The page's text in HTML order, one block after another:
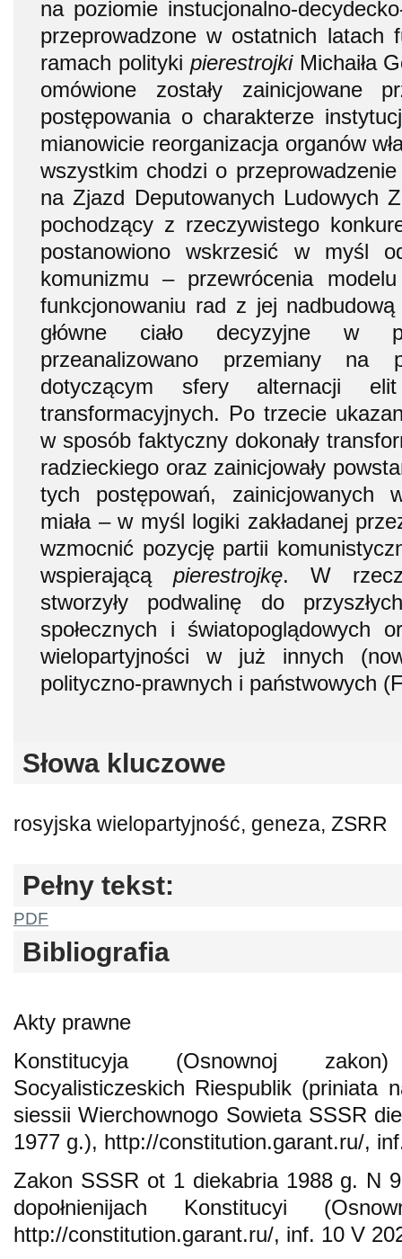
na poziomie instucjonalno-
przeprowadzone w ostatnich latach
ramach polityki pierestrojkiMichaiła
omówione zostały zainicjowane
postępowania o charakterze
mianowicie reorganizacja organów
wszystkim chodzi o
na Zjazd Deputowanych Ludowych
pochodzący z rzeczywistego
postanowiono wskrzesić w myśl
komunizmu – przewrócenia
funkcjonowaniu rad z jej
główne ciało decyzyjne w
przeanalizowano przemiany na
dotyczącym sfery alternacji
transformacyjnych. Po trzecie
w sposób faktyczny dokonały
radzieckiego oraz zainicjowały
tych postępowań, zainicjowanych
miała – w myśl logiki zakładanej
wzmocnić pozycję partii
wspierającą pierestrojkę. W
stworzyły podwalinę do
społecznych i światopoglądowych
wielopartyjności w już innych
polityczno-prawnych i państwowych
Słowa kluczowe
rosyjska wielopartyjność, geneza, ZSRR
Pełny tekst:
PDF
Bibliografia
Akty prawne
Konstitucyja (Osnownoj
Socyalisticzeskich Riespublik (priniata
siessii Wierchownogo Sowieta SSSR
1977 g.), http://constitution.garant.ru/,
Zakon SSSR ot 1 diekabria 1988 g. N
dopołnienijach Konstitucyi
http://constitution.garant.ru/, inf. 10 V